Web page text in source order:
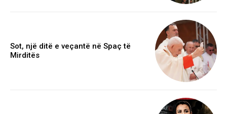
Sot, një ditë e veçantë në Spaç të
Mirditës